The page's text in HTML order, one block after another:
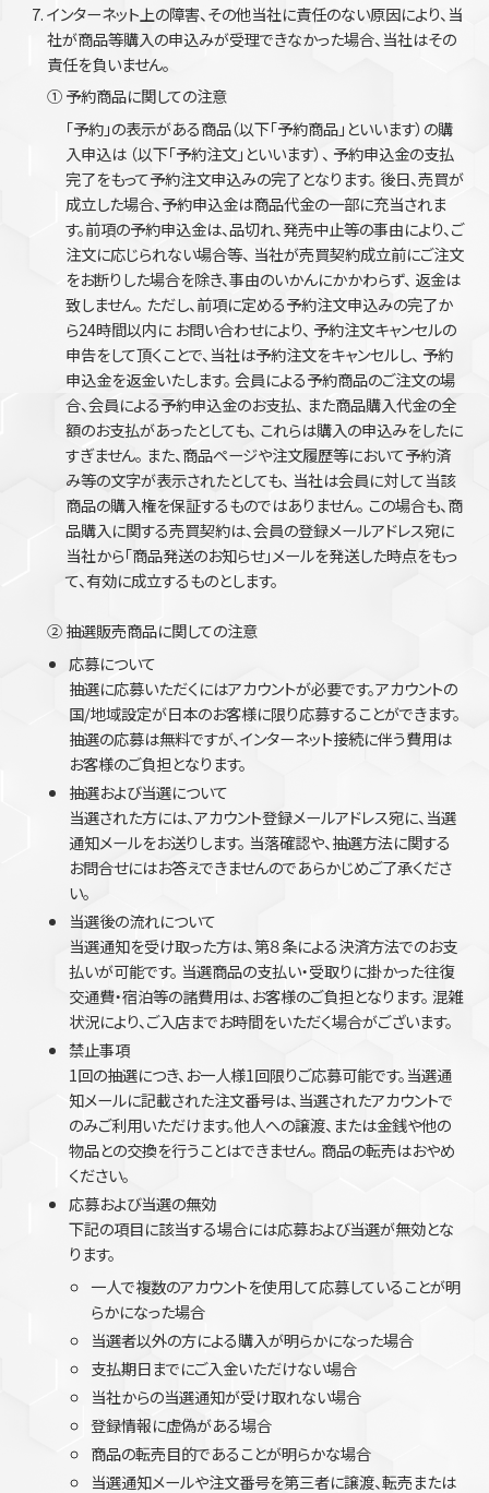
インターネット上の障害、その他当社に責任のない原因により、当
社が商品等購入の申込みが受理できなかった場合、当社はその
責任を負いません。
① 予約商品に関しての注意
「予約」の表示がある商品（以下「予約商品」といいます）の購
入申込は （以下「予約注文」といいます）、 予約申込金の支払
完了をもって予約注文申込みの完了となります。 後日、売買が
成立した場合、予約申込金は商品代金の一部に充当されま
す。前項の予約申込金は、品切れ、発売中止等の事由により、ご
注文に応じられない場合等、 当社が売買契約成立前にご注文
をお断りした場合を除き、事由のいかんにかかわらず、 返金は
致しません。 ただし、前項に定める予約注文申込みの完了か
ら24時間以内に お問い合わせにより、 予約注文キャンセルの
申告をして頂くことで、当社は予約注文をキャンセルし、 予約
申込金を返金いたします。 会員による予約商品のご注文の場
合、会員による予約申込金のお支払、 また商品購入代金の全
額のお支払があったとしても、 これらは購入の申込みをしたに
すぎません。 また、商品ページや注文履歴等において予約済
み等の文字が表示されたとしても、 当社は会員に対して当該
商品の購入権を保証するものではありません。 この場合も、商
品購入に関する売買契約は、会員の登録メールアドレス宛に
当社から「商品発送のお知らせ｣メールを発送した時点をもっ
て、有効に成立するものとします。
② 抽選販売商品に関しての注意
応募について
抽選に応募いただくにはアカウントが必要です。アカウントの
国/地域設定が日本のお客様に限り応募することができます。
抽選の応募は無料ですが、インターネット接続に伴う費用は
お客様のご負担となります。
抽選および当選について
当選された方には、アカウント登録メールアドレス宛に、当選
通知メールをお送りします。 当落確認や、抽選方法に関する
お問合せにはお答えできませんのであらかじめご了承くださ
い。
当選後の流れについて
当選通知を受け取った方は、第８条による決済方法でのお支
払いが可能です。 当選商品の支払い・受取りに掛かった往復
交通費・宿泊等の諸費用は、お客様のご負担となります。 混雑
状況により、ご入店までお時間をいただく場合がございます。
禁止事項
1回の抽選につき、お一人様1回限りご応募可能です。当選通
知メールに記載された注文番号は、当選されたアカウントで
のみご利用いただけます。他人への譲渡、または金銭や他の
物品との交換を行うことはできません。 商品の転売はおやめ
ください。
応募および当選の無効
下記の項目に該当する場合には応募および当選が無効とな
ります。
一人で複数のアカウントを使用して応募していることが明
らかになった場合
当選者以外の方による購入が明らかになった場合
支払期日までにご入金いただけない場合
当社からの当選通知が受け取れない場合
登録情報に虚偽がある場合
商品の転売目的であることが明らかな場合
当選通知メールや注文番号を第三者に譲渡、転売または